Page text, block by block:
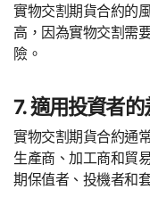
實物交割期貨合約的
高，因為實物交割需
險。
7. 適用投資者的
實物交割期貨合約通
生產商、加工商和貿
期保值者、投機者和